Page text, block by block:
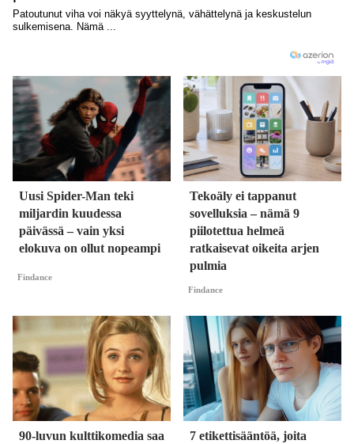
Uusi Spider-Man teki
miljardin kuudessa
päivässä – vain yksi
elokuva on ollut nopeampi
Findance
Tekoäly ei tappanut
sovelluksia – nämä 9
piilotettua helmeä
ratkaisevat oikeita arjen
pulmia
Findance
90-luvun kulttikomedia saa
7 etikettisääntöä, joita